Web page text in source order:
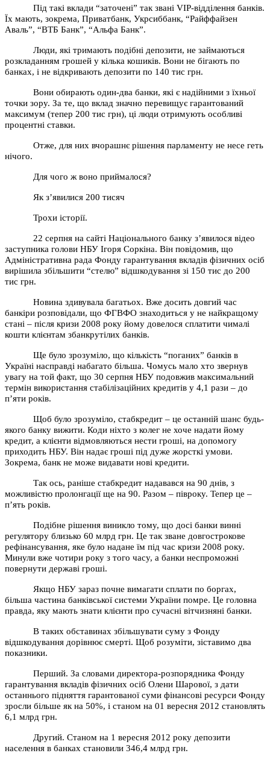
Під такі вклади “заточені” так звані VIP-відділення банків.
Їх мають, зокрема, Приватбанк, Укрсиббанк, “Райффайзен
Аваль”, “ВТБ Банк”, “Альфа Банк”.
Люди, які тримають подібні депозити, не займаються
розкладанням грошей у кілька кошиків. Вони не бігають по
банках, і не відкривають депозити по 140 тис грн.
Вони обирають один-два банки, які є надійними з їхньої
точки зору. За те, що вклад значно перевищує гарантований
максимум (тепер 200 тис грн), ці люди отримують особливі
процентні ставки.
Отже, для них вчорашнє рішення парламенту не несе геть
нічого.
Для чого ж воно приймалося?
Як з’явилися 200 тисяч
Трохи історії.
22 серпня на сайті Національного банку з’явилося відео
заступника голови НБУ Ігоря Соркіна. Він повідомив, що
Адміністративна рада Фонду гарантування вкладів фізичних осіб
вирішила збільшити “стелю” відшкодування зі 150 тис до 200
тис грн.
Новина здивувала багатьох. Вже досить довгий час
банкіри розповідали, що ФГВФО знаходиться у не найкращому
стані – після кризи 2008 року йому довелося сплатити чималі
кошти клієнтам збанкрутілих банків.
Ще було зрозуміло, що кількість “поганих” банків в
Україні насправді набагато більша. Чомусь мало хто звернув
увагу на той факт, що 30 серпня НБУ подовжив максимальний
термін використання стабілізаційних кредитів у 4,1 рази – до
п’яти років.
Щоб було зрозуміло, стабкредит – це останній шанс будь-
якого банку вижити. Коди ніхто з колег не хоче надати йому
кредит, а клієнти відмовляються нести гроші, на допомогу
приходить НБУ. Він надає гроші під дуже жорсткі умови.
Зокрема, банк не може видавати нові кредити.
Так ось, раніше стабкредит надавався на 90 днів, з
можливістю пролонгації ще на 90. Разом – півроку. Тепер це –
п’ять років.
Подібне рішення виникло тому, що досі банки винні
регулятору близько 60 млрд грн. Це так зване довгострокове
рефінансування, яке було надане їм під час кризи 2008 року.
Минули вже чотири року з того часу, а банки неспроможні
повернути державі гроші.
Якщо НБУ зараз почне вимагати сплати по боргах,
більша частина банківської системи України помре. Це головна
правда, яку мають знати клієнти про сучасні вітчизняні банки.
В таких обставинах збільшувати суму з Фонду
відшкодування дорівнює смерті. Щоб розуміти, зіставимо два
показники.
Перший. За словами директора-розпорядника Фонду
гарантування вкладів фізичних осіб Олени Шарової, з дати
останнього підняття гарантованої суми фінансові ресурси Фонду
зросли більше як на 50%, і станом на 01 вересня 2012 становлять
6,1 млрд грн.
Другий. Станом на 1 вересня 2012 року депозити
населення в банках становили 346,4 млрд грн.